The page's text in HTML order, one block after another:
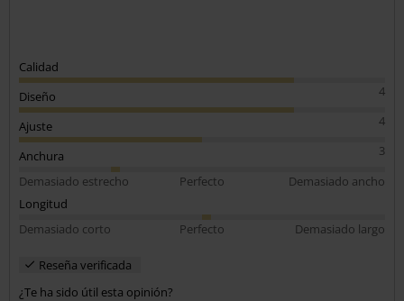
Calidad
4
Diseño
4
Ajuste
3
Anchura
Demasiado estrecho
Perfecto
Demasiado ancho
Longitud
Demasiado corto
Perfecto Demasiado largo
Reseña verificada
¿Te ha sido útil esta opinión?